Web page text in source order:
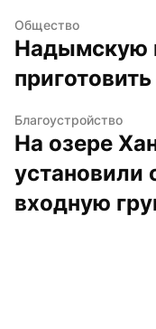
Общество
Надымскую
Благоустройство
На озере
установили
входную